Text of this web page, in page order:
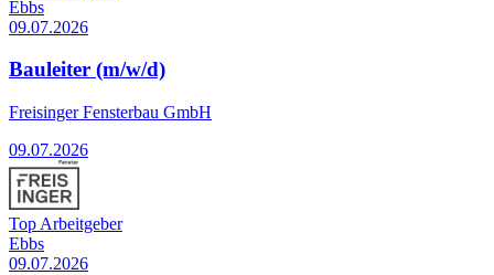
Ebbs
09.07.2026
Bauleiter (m/w/d)
Freisinger Fensterbau GmbH
09.07.2026
Top Arbeitgeber
Ebbs
09.07.2026